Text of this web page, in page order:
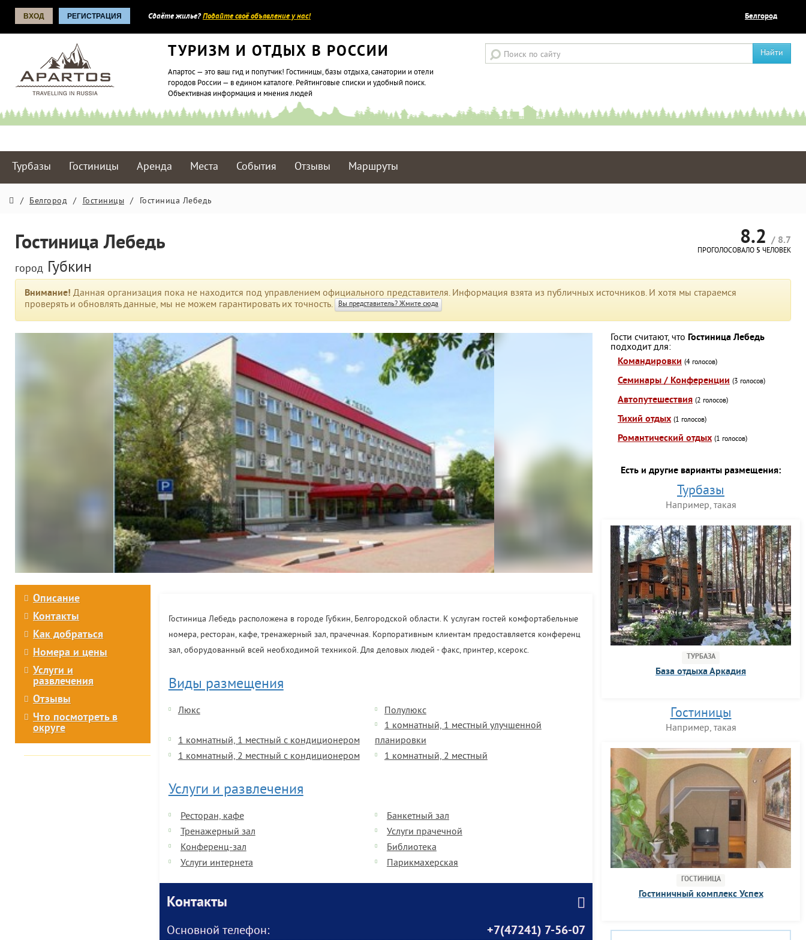
ВХОД РЕГИСТРАЦИЯ Сдаёте жилье?Подайте своё объявление у нас! Белгород
ТУРИЗМ И ОТДЫХ В РОССИИ
Апартос — это ваш гид и попутчик! Гостиницы, базы отдыха, санатории и отели
городов России — в едином каталоге. Рейтинговые списки и удобный поиск.
Объективная информация и мнения людей
Найти
Турбазы Гостиницы Аренда Места События Отзывы Маршруты
/ Белгород / Гостиницы / Гостиница Лебедь
Гостиница Лебедь
город Губкин
8.2 / 8.7
ПРОГОЛОСОВАЛО 5 ЧЕЛОВЕК
Внимание! Данная организация пока не находится под управлением официального представителя. Информация взята из публичных источников. И хотя мы стараемся
проверять и обновлять данные, мы не можем гарантировать их точность. Вы представитель? Жмите сюда
Описание
Контакты
Как добраться
Номера и цены
Услуги и
развлечения
Отзывы
Что посмотреть в
округе
Гостиница Лебедь расположена в городе Губкин, Белгородской области. К услугам гостей комфортабельные
номера, ресторан, кафе, тренажерный зал, прачечная. Корпоративным клиентам предоставляется конференц
зал, оборудованный всей необходимой техникой. Для деловых людей - факс, принтер, ксерокс.
Виды размещения
Люкс Полулюкс
1 комнатный, 1 местный с кондиционером
1 комнатный, 1 местный улучшенной
планировки
1 комнатный, 2 местный с кондиционером
1 комнатный, 2 местный
Услуги и развлечения
Ресторан, кафе
Банкетный зал
Тренажерный зал
Услуги прачечной
Конференц-зал
Библиотека
Услуги интернета
Парикмахерская
Контакты
Основной телефон:
+7(47241) 7-56-07
Гости считают, что Гостиница Лебедь
подходит для:
Командировки (4 голосов)
Семинары / Конференции (3 голосов)
Автопутешествия (2 голосов)
Тихий отдых (1 голосов)
Романтический отдых (1 голосов)
Есть и другие варианты размещения:
Турбазы
Например, такая
ТУРБАЗА
База отдыха Аркадия
Гостиницы
Например, такая
ГОСТИНИЦА
Гостиничный комплекс Успех